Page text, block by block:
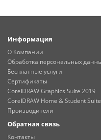
Информация
О Компании
Обработка персональных
Бесплатные услуги
Сертификаты
CorelDRAW Graphics Suite 2019
CorelDRAW Home & Student
Производители
Обратная связь
Контакты